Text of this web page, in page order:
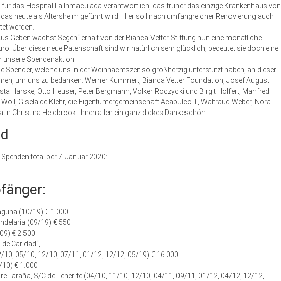
für das Hospital La Inmaculada verantwortlich, das früher das einzige Krankenhaus von
heute als Altersheim geführt wird. Hier soll nach umfangreicher Renovierung auch
werden.
Geben wächst Segen“ erhält von der Bianca-Vetter-Stiftung nun eine monatliche
Über diese neue Patenschaft sind wir natürlich sehr glücklich, bedeutet sie doch eine
Spendenaktion.
Spender, welche uns in der Weihnachtszeit so großherzig unterstützt haben, an dieser
um uns zu bedanken: Werner Kummert, Bianca Vetter Foundation, Josef August
Harske, Otto Heuser, Peter Bergmann, Volker Roczycki und Birgit Holfert, Manfred
Gisela de Klehr, die Eigentümergemeinschaft Acapulco III, Waltraud Weber, Nora
Christina Heidbrook. Ihnen allen ein ganz dickes Dankeschön.
total per 7. Januar 2020:
(10/19) € 1.000
(09/19) € 550
€ 2.500
Caridad“,
10, 05/10, 12/10, 07/11, 01/12, 12/12, 05/19) € 16.000
10) € 1.000
Laraña, S/C de Tenerife (04/10, 11/10, 12/10, 04/11, 09/11, 01/12, 04/12, 12/12,